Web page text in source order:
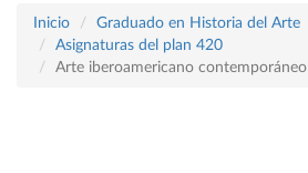
Inicio
Graduado en Historia del Arte
Asignaturas del plan 420
Arte iberoamericano contemporáneo